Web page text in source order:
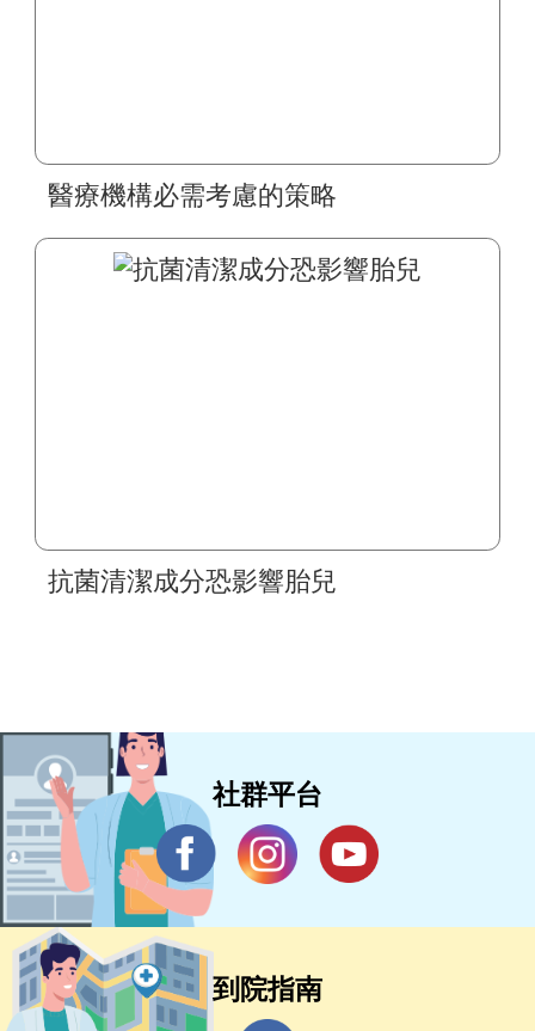
醫療機構必需考慮的策略
抗菌清潔成分恐影響胎兒
社群平台
到院指南